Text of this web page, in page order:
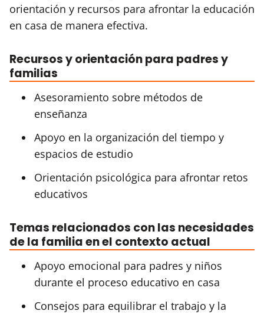
orientación y recursos para afrontar la educación
en casa de manera efectiva.
Recursos y orientación para padres y
familias
Asesoramiento sobre métodos de
enseñanza
Apoyo en la organización del tiempo y
espacios de estudio
Orientación psicológica para afrontar retos
educativos
Temas relacionados con las necesidades
de la familia en el contexto actual
Apoyo emocional para padres y niños
durante el proceso educativo en casa
Consejos para equilibrar el trabajo y la